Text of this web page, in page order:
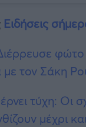
Ειδήσεις
φώτο
με τον Σάκη
τύχη: Οι
μέχρι